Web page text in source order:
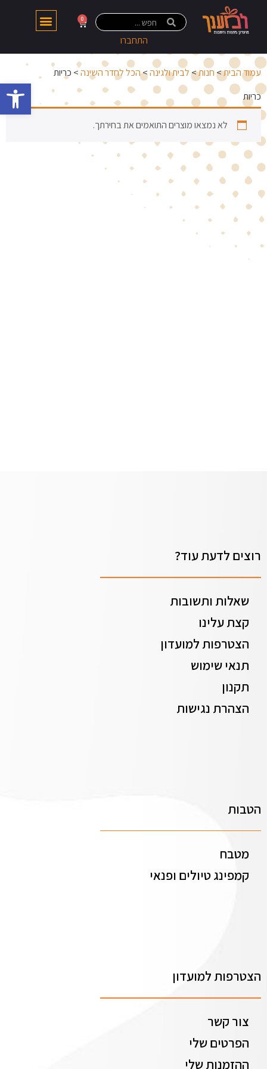
התחברו
0
עמוד הבית>חנות>לבית ולגינה>הכל לחדר השינה> כריות
כריות
לא נמצאו מוצרים התואמים את בחירתך.
רוצים לדעת עוד?
שאלות ותשובות
קצת עלינו
הצטרפות למועדון
תנאי שימוש
תקנון
הצהרת נגישות
הטבות
מטבח
קמפינג טיולים ופנאי
הצטרפות למועדון
צור קשר
הפרטים שלי
ההזמנות שלי